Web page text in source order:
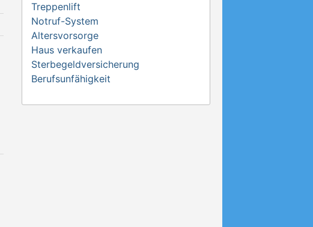
Treppenlift
Notruf-System
Altersvorsorge
Haus verkaufen
Sterbegeldversicherung
Berufsunfähigkeit